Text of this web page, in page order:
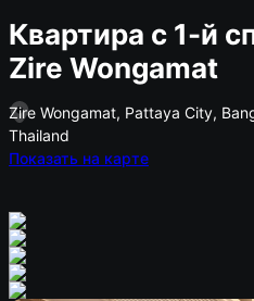
Квартира с 1-й
Zire Wongamat
Zire Wongamat, Pattaya City,
Thailand
Показать на карте